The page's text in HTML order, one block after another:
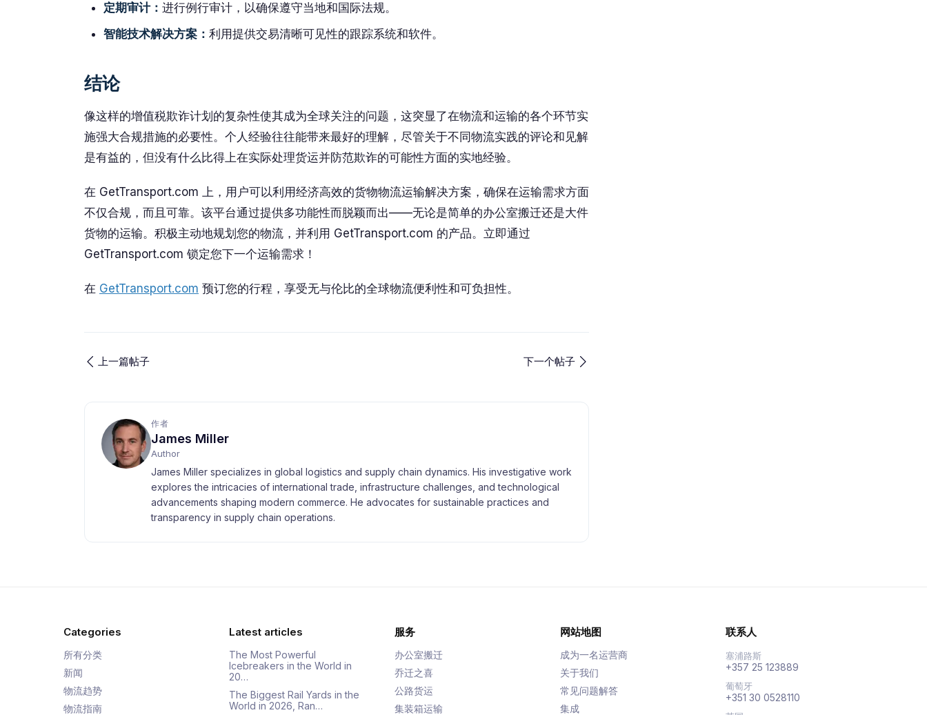
定期审计： 进行例行审计，以确保遵守当地和国际法规。
智能技术解决方案： 利用提供交易清晰可见性的跟踪系统和软件。
结论
像这样的增值税欺诈计划的复杂性使其成为全球关注的问题，这突显了在物流和运输的各个环节实
施强大合规措施的必要性。个人经验往往能带来最好的理解，尽管关于不同物流实践的评论和见解
是有益的，但没有什么比得上在实际处理货运并防范欺诈的可能性方面的实地经验。
在 GetTransport.com 上，用户可以利用经济高效的货物物流运输解决方案，确保在运输需求方面
不仅合规，而且可靠。该平台通过提供多功能性而脱颖而出——无论是简单的办公室搬迁还是大件
货物的运输。积极主动地规划您的物流，并利用 GetTransport.com 的产品。立即通过
GetTransport.com 锁定您下一个运输需求！
在 GetTransport.com 预订您的行程，享受无与伦比的全球物流便利性和可负担性。
上一篇帖子 下一个帖子
作者
James Miller
Author
James Miller specializes in global logistics and supply chain dynamics. His investigative work
explores the intricacies of international trade, infrastructure challenges, and technological
advancements shaping modern commerce. He advocates for sustainable practices and
transparency in supply chain operations.
Categories
所有分类
新闻
物流趋势
物流指南
Latest articles
The Most Powerful
Icebreakers in the World in
20…
The Biggest Rail Yards in the
World in 2026, Ran…
服务
办公室搬迁
乔迁之喜
公路货运
集装箱运输
网站地图
成为一名运营商
关于我们
常见问题解答
集成
联系人
塞浦路斯
+357 25 123889
葡萄牙
+351 30 0528110